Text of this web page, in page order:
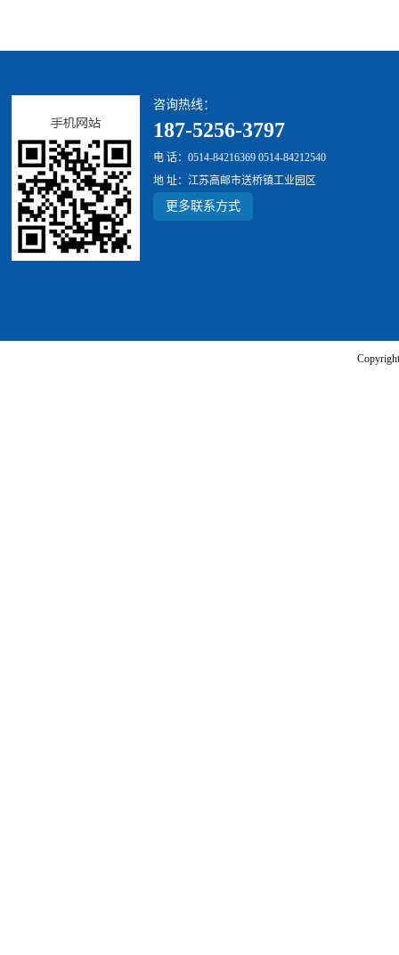
咨询热线：
187-5256-3797
电 话：0514-84216369 0514-84212540
地 址：江苏高邮市送桥镇工业园区
更多联系方式